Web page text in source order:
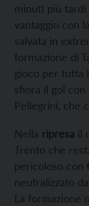
minuti più tardi
vantaggio con
salvata in
formazione di
gioco per tutta
sfiora il gol con
Pellegrini, che
Nella ripresa il
Trento che
pericoloso con
neutralizzato
La formazione